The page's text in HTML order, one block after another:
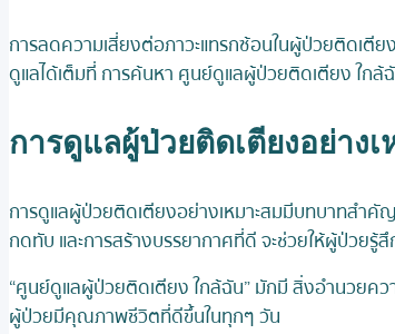
การลดความเสี่ยงต่อภาวะแทรกซ้อนในผู้ป่วยติดเตี
ดูแลได้เต็มที่ การค้นหา ศูนย์ดูแลผู้ป่วยติดเตียง ใก
การดูแลผู้ป่วยติดเตียงอย่า
การดูแลผู้ป่วยติดเตียงอย่างเหมาะสมมีบทบาทสำคั
กดทับ และการสร้างบรรยากาศที่ดี จะช่วยให้ผู้ป่วยรู้
“ศูนย์ดูแลผู้ป่วยติดเตียง ใกล้ฉัน” มักมี สิ่งอำนวยค
ผู้ป่วยมีคุณภาพชีวิตที่ดีขึ้นในทุกๆ วัน